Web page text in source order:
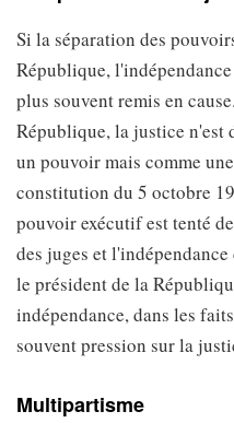
Si la séparation des
République,
plus souvent remis en
République, la justice n'est
un pouvoir mais comme
constitution du 5 octobre
pouvoir exécutif est tenté
des juges et
le président de la
indépendance, dans les
souvent pression sur la
Multipartisme